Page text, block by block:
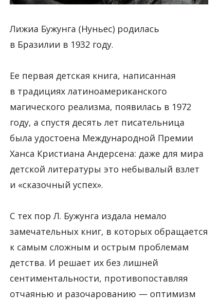
Лижиа Бужунга (Нуньес) родилась
в Бразилии в 1932 году.
Ее первая детская книга, написанная
в традициях латиноамериканского
магического реализма, появилась в 1972
году, а спустя десять лет писательница
была удостоена Международной Премии
Ханса Кристиана Андерсена: даже для мира
детской литературы это небывалый взлет
и «сказочный успех».
С тех пор Л. Бужунга издала немало
замечательных книг, в которых обращается
к самым сложным и острым проблемам
детства. И решает их без лишней
сентиментальности, противопоставляя
отчаянью и разочарованию — оптимизм